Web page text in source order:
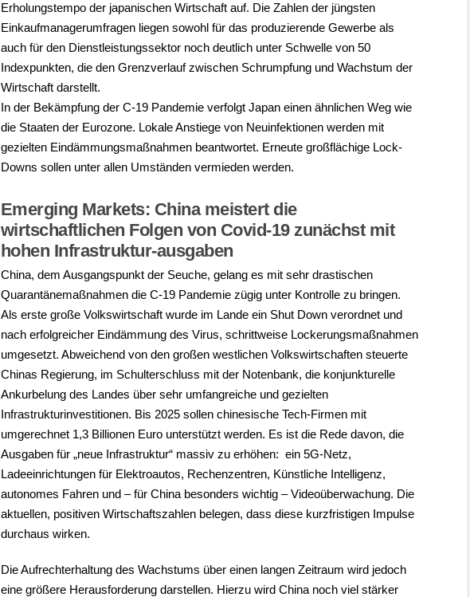
Erholungstempo der japanischen Wirtschaft auf. Die Zahlen der jüngsten
Einkaufmanagerumfragen liegen sowohl für das produzierende Gewerbe als
auch für den Dienstleistungssektor noch deutlich unter Schwelle von 50
Indexpunkten, die den Grenzverlauf zwischen Schrumpfung und Wachstum der
Wirtschaft darstellt.
In der Bekämpfung der C-19 Pandemie verfolgt Japan einen ähnlichen Weg wie
die Staaten der Eurozone. Lokale Anstiege von Neuinfektionen werden mit
gezielten Eindämmungsmaßnahmen beantwortet. Erneute großflächige Lock-
Downs sollen unter allen Umständen vermieden werden.
Emerging Markets: China meistert die
wirtschaftlichen Folgen von Covid-19 zunächst mit
hohen Infrastruktur-ausgaben
China, dem Ausgangspunkt der Seuche, gelang es mit sehr drastischen
Quarantänemaßnahmen die C-19 Pandemie zügig unter Kontrolle zu bringen.
Als erste große Volkswirtschaft wurde im Lande ein Shut Down verordnet und
nach erfolgreicher Eindämmung des Virus, schrittweise Lockerungsmaßnahmen
umgesetzt. Abweichend von den großen westlichen Volkswirtschaften steuerte
Chinas Regierung, im Schulterschluss mit der Notenbank, die konjunkturelle
Ankurbelung des Landes über sehr umfangreiche und gezielten
Infrastrukturinvestitionen. Bis 2025 sollen chinesische Tech-Firmen mit
umgerechnet 1,3 Billionen Euro unterstützt werden. Es ist die Rede davon, die
Ausgaben für „neue Infrastruktur“ massiv zu erhöhen: ein 5G-Netz,
Ladeeinrichtungen für Elektroautos, Rechenzentren, Künstliche Intelligenz,
autonomes Fahren und – für China besonders wichtig – Videoüberwachung. Die
aktuellen, positiven Wirtschaftszahlen belegen, dass diese kurzfristigen Impulse
durchaus wirken.
Die Aufrechterhaltung des Wachstums über einen langen Zeitraum wird jedoch
eine größere Herausforderung darstellen. Hierzu wird China noch viel stärker